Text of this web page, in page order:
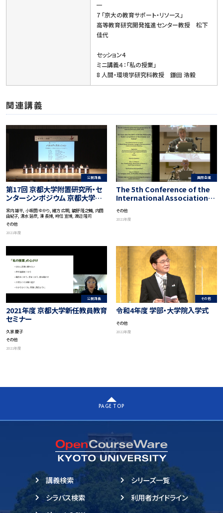
一
7 「京大の教育サポート・リソース」
高等教育研究開発推進センター教授 松下
佳代
セッション4
ミニ講義４：「私の授業」
8 人間・環境学研究科教授 鎌田 浩毅
関連講義
公開講義
第17回 京都大学附置研究所・セ
ンターシンポジウム 京都大学松
山講演会 京都からの挑戦 －地球
社会の調和ある共存に向けて－
「パラダイムシフト －新しい世界
を創る京大」
宮内 雄平, 小坂田 ゆかり, 緒方 広明, 舘野 隆之輔, 内田
由紀子, 清水 延彦, 湊 長博, 時任 宣博, 渡辺 隆司
その他
2021年度
国際会議
The 5th Conference of the
International Association
“95 Years after the Birth of
Nishida Philosophy-‘Basho’
その他
2021年度
公開講義
2021年度 京都大学新任教員教育
セミナー
久家 慶子
その他
2021年度
その他
令和4年度 学部・大学院入学式
その他
2022年度
PAGE TOP
講義検索
シラバス検索
シリーズ一覧
利用者ガイドライン